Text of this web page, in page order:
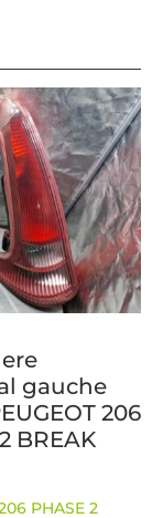
gauche
206
BREAK
PHASE 2